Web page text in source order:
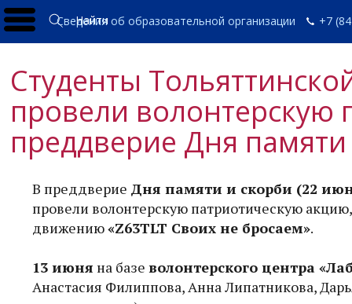
Найти
Сведения об образовательной организации +7
Студенты
провели волонтерскую
преддверие Дня
В преддверие Дня памяти и скорби (22
провели волонтерскую патриотическую
движению«Z63TLT Своих не бросаем».
13 июня на базе волонтерского центра
Анастасия Филиппова, Анна Липатникова,